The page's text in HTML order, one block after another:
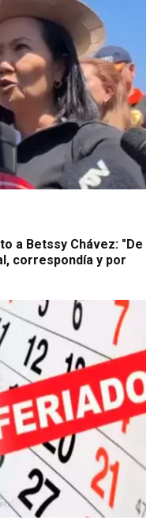
a Betssy Chávez: "De
correspondía y por